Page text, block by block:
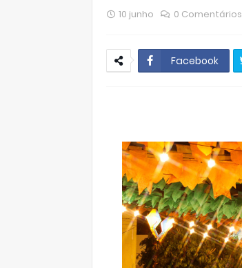
10 junho 0 Comentários
Facebook